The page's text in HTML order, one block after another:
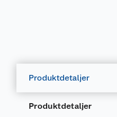
Produktdetaljer
Produktdetaljer